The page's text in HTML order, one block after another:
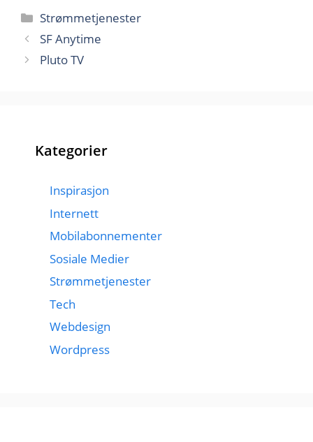
Kategorier
Strømmetjenester
SF Anytime
Pluto TV
Kategorier
Inspirasjon
Internett
Mobilabonnementer
Sosiale Medier
Strømmetjenester
Tech
Webdesign
Wordpress